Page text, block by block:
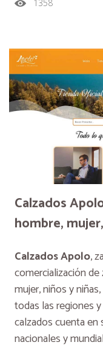
1358
Calzados
hombre,
Calzados Apolo,
comercialización
mujer, niños y
todas las regiones
calzados cuenta en
nacionales y